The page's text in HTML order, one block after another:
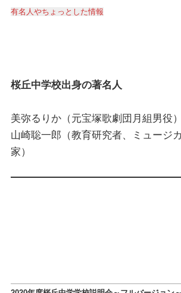
有名人やちょっとした情報
桜丘中学校出身の著名人
美弥るりか（元宝塚歌劇団月組男役）
山崎聡一郎（教育研究者、ミュージ
家）